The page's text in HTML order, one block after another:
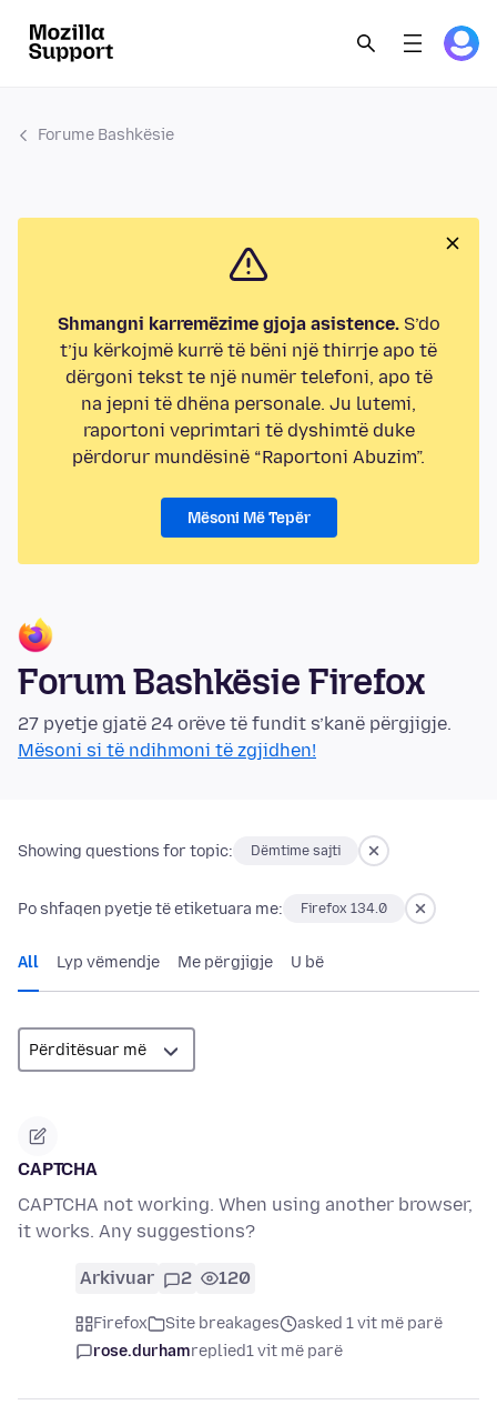
Forume Bashkësie
Shmangni karremëzime gjoja asistence.S’do
t’ju kërkojmë kurrë të bëni një thirrje apo të
dërgoni tekst te një numër telefoni, apo të
na jepni të dhëna personale. Ju lutemi,
raportoni veprimtari të dyshimtë duke
përdorur mundësinë “Raportoni Abuzim”.
Mësoni Më Tepër
Forum Bashkësie Firefox
27 pyetje gjatë 24 orëve të fundit s’kanë përgjigje.
Mësoni si të ndihmoni të zgjidhen!
Showing questions for topic: Dëmtime sajti
Po shfaqen pyetje të etiketuara me: Firefox 134.0
All Lyp vëmendje Me përgjigje U bë
CAPTCHA
CAPTCHA not working. When using another browser,
it works. Any suggestions?
Arkivuar 2 120
Firefox Site breakages
asked 1 vit më parë
rose.durhamreplied1 vit më parë